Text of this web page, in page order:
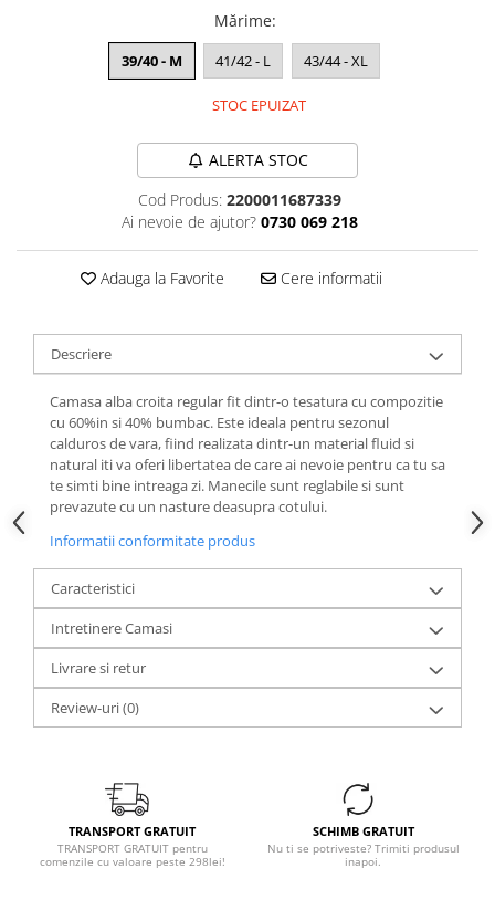
Mărime:
39/40 - M 41/42 - L 43/44 - XL
STOC EPUIZAT
ALERTA STOC
Cod Produs: 2200011687339
Ai nevoie de ajutor? 0730 069 218
Adauga la Favorite Cere informatii
Descriere
Camasa alba croita regular fit dintr-o tesatura cu compozitie
cu 60%in si 40% bumbac. Este ideala pentru sezonul
calduros de vara, fiind realizata dintr-un material fluid si
natural iti va oferi libertatea de care ai nevoie pentru ca tu sa
te simti bine intreaga zi. Manecile sunt reglabile si sunt
prevazute cu un nasture deasupra cotului.
Informatii conformitate produs
Caracteristici
Intretinere Camasi
Livrare si retur
Review-uri(0)
TRANSPORT GRATUIT
TRANSPORT GRATUIT pentru
comenzile cu valoare peste 298lei!
SCHIMB GRATUIT
Nu ti se potriveste? Trimiti produsul
inapoi.